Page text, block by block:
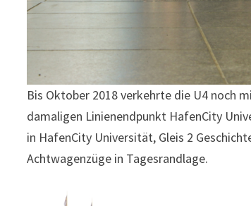
Bis Oktober 2018 verkehrte die U4 noch
damaligen Linienendpunkt HafenCity
in HafenCity Universität, Gleis 2
Achtwagenzüge in Tagesrandlage.